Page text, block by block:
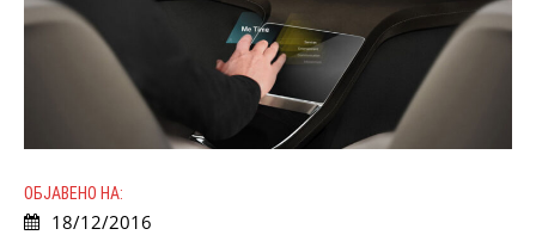
ОБЈАВЕНО НА:
18/12/2016